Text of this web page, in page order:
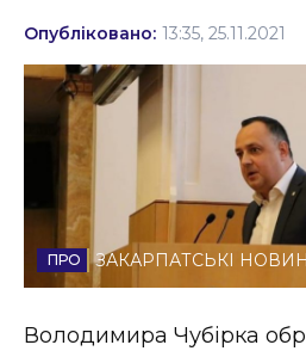
Події
Політика
Соціум
Спорт
Стиль життя
Опубліковано: 13:35, 25.11.2021
ЗАКАРПАТСЬКІ
Володимира Чубірка